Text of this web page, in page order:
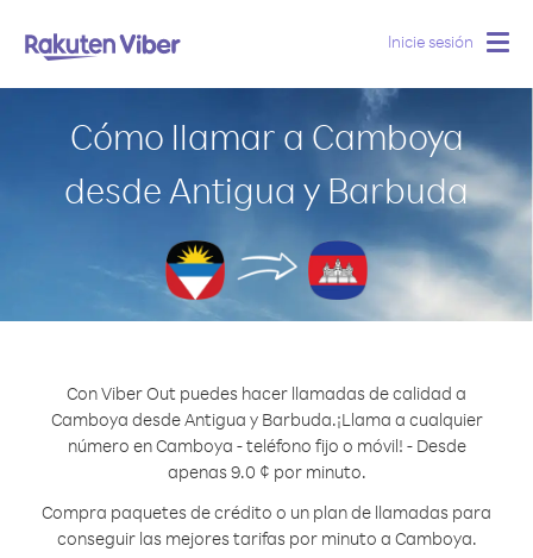
Inicie sesión
Cómo llamar a Camboya
desde Antigua y Barbuda
Con Viber Out puedes hacer llamadas de calidad a
Camboya desde Antigua y Barbuda.¡Llama a cualquier
número en Camboya - teléfono fijo o móvil! - Desde
apenas 9.0 ¢ por minuto.
Compra paquetes de crédito o un plan de llamadas para
conseguir las mejores tarifas por minuto a Camboya.